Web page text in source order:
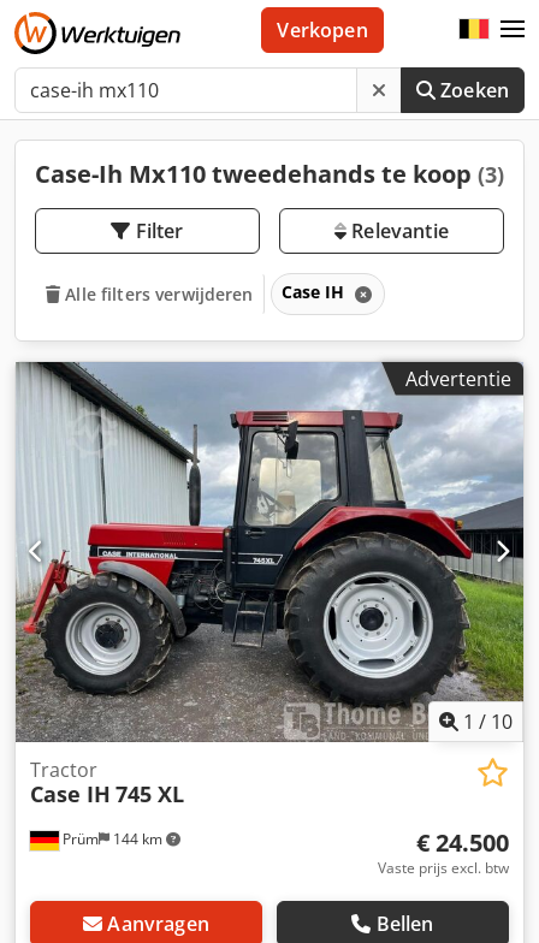
Zoeken
Verkopen
Case-Ih Mx110 tweedehands te koop (3)
Filter Relevantie
Alle filters verwijderen Case IH
Advertentie
1 / 10
Prüm 144 km
Tractor
Case IH 745 XL
€ 24.500
Vaste prijs excl. btw
Aanvragen Bellen